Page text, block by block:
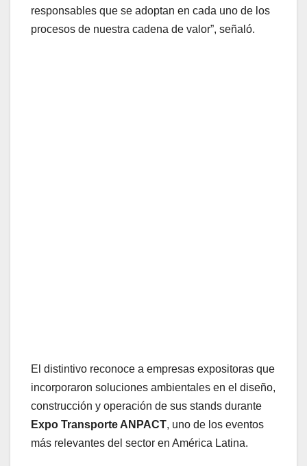
responsables que se adoptan en cada uno de los
procesos de nuestra cadena de valor”, señaló.
El distintivo reconoce a empresas expositoras que
incorporaron soluciones ambientales en el diseño,
construcción y operación de sus stands durante
Expo Transporte ANPACT, uno de los eventos
más relevantes del sector en América Latina.